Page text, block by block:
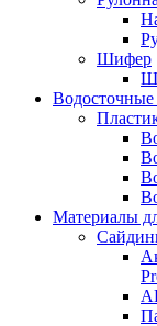
Шифер
Материалы